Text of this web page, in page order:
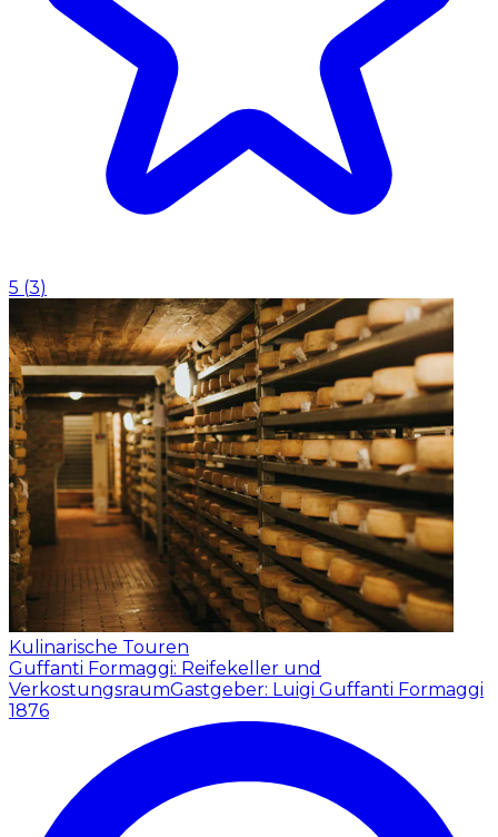
5 (3)
Kulinarische Touren
Guffanti Formaggi: Reifekeller und
VerkostungsraumGastgeber: Luigi Guffanti Formaggi
1876